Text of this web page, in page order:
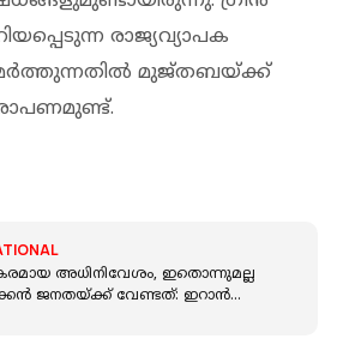
രാജ്യവ്യാപക
മുജ്തബയ്ക്ക്
അധിനിവേശം, ഇതൊന്നുമല്ല
ജനതയ്ക്ക് വേണ്ടത്: ഇറാൻ